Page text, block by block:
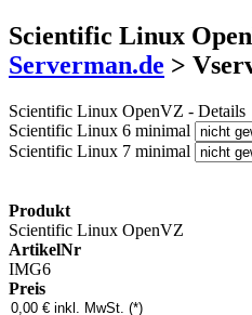
Scientific Linux
Serverman.de >
Scientific Linux OpenVZ - Details
Scientific Linux 6 minimal
Scientific Linux 7 minimal
Produkt
Scientific Linux OpenVZ
ArtikelNr
IMG6
Preis